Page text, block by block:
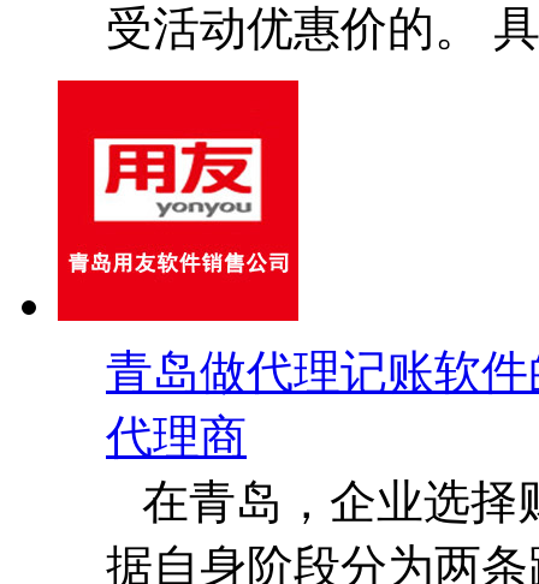
受活动优惠价的。
青岛做代理记账软
代理商
在青岛，企业选择
据自身阶段分为两